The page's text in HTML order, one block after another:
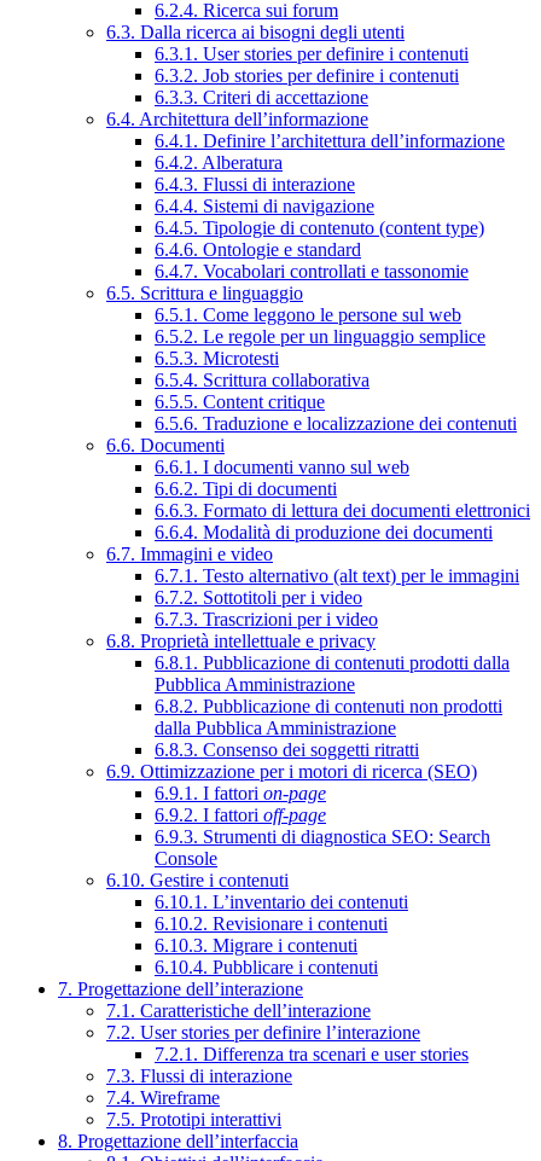
6.2.4. Ricerca sui forum
6.3. Dalla ricerca ai bisogni degli utenti
6.3.1. User stories per definire i contenuti
6.3.2. Job stories per definire i contenuti
6.3.3. Criteri di accettazione
6.4. Architettura dell’informazione
6.4.1. Definire l’architettura dell’informazione
6.4.2. Alberatura
6.4.3. Flussi di interazione
6.4.4. Sistemi di navigazione
6.4.5. Tipologie di contenuto (content type)
6.4.6. Ontologie e standard
6.4.7. Vocabolari controllati e tassonomie
6.5. Scrittura e linguaggio
6.5.1. Come leggono le persone sul web
6.5.2. Le regole per un linguaggio semplice
6.5.3. Microtesti
6.5.4. Scrittura collaborativa
6.5.5. Content critique
6.5.6. Traduzione e localizzazione dei contenuti
6.6. Documenti
6.6.1. I documenti vanno sul web
6.6.2. Tipi di documenti
6.6.3. Formato di lettura dei documenti elettronici
6.6.4. Modalità di produzione dei documenti
6.7. Immagini e video
6.7.1. Testo alternativo (alt text) per le immagini
6.7.2. Sottotitoli per i video
6.7.3. Trascrizioni per i video
6.8. Proprietà intellettuale e privacy
6.8.1. Pubblicazione di contenuti prodotti dalla
Pubblica Amministrazione
6.8.2. Pubblicazione di contenuti non prodotti
dalla Pubblica Amministrazione
6.8.3. Consenso dei soggetti ritratti
6.9. Ottimizzazione per i motori di ricerca (SEO)
6.9.1. I fattori on-page
6.9.2. I fattori off-page
6.9.3. Strumenti di diagnostica SEO: Search
Console
6.10. Gestire i contenuti
6.10.1. L’inventario dei contenuti
6.10.2. Revisionare i contenuti
6.10.3. Migrare i contenuti
6.10.4. Pubblicare i contenuti
7. Progettazione dell’interazione
7.1. Caratteristiche dell’interazione
7.2. User stories per definire l’interazione
7.2.1. Differenza tra scenari e user stories
7.3. Flussi di interazione
7.4. Wireframe
7.5. Prototipi interattivi
8. Progettazione dell’interfaccia